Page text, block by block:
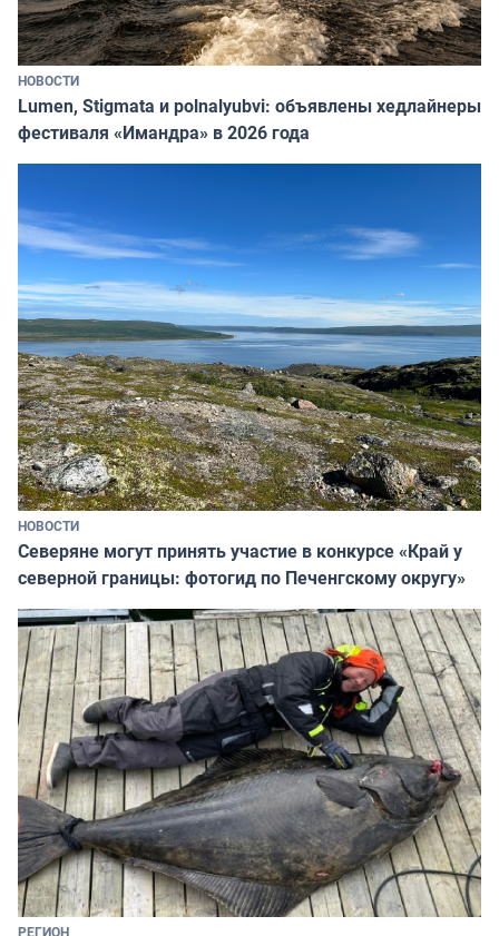
НОВОСТИ
Lumen, Stigmata и polnalyubvi: объявлены хедлайнеры
фестиваля «Имандра» в 2026 года
НОВОСТИ
Северяне могут принять участие в конкурсе «Край у
северной границы: фотогид по Печенгскому округу»
РЕГИОН